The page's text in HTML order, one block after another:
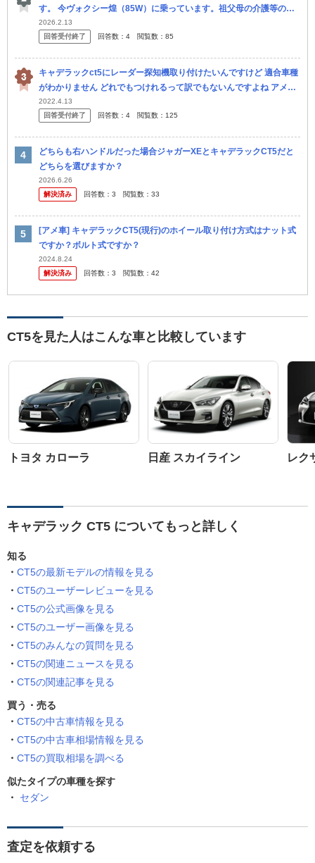
す。 今ヴォクシー煌（85W）に乗っています。祖父母の介護等のた
めに整備士の友人の勧めで乗っていましたが、介護が無くなったのと
20万...
2026.2.13
回答受付終了
回答数： 4 閲覧数： 85
キャデラックct5にレーダー探知機取り付けたいんですけど 適合車種
がわかりません どれでもつけれるって訳でもないんですよね アメ車
に大丈夫でおすすめなレーダー教えて欲しいです
2022.4.13
回答受付終了
回答数： 4 閲覧数： 125
どちらも右ハンドルだった場合ジャガーXEとキャデラックCT5だと
どちらを選びますか？
2026.6.26
解決済み
回答数： 3 閲覧数： 33
[アメ車] キャデラックCT5(現行)のホイール取り付け方式はナット式
ですか？ボルト式ですか？
2024.8.24
解決済み
回答数： 3 閲覧数： 42
CT5を見た人はこんな車と比較しています
トヨタ カローラ 日産 スカイライン レク
キャデラック CT5 についてもっと詳しく
知る
CT5の最新モデルの情報を見る
CT5のユーザーレビューを見る
CT5の公式画像を見る
CT5のユーザー画像を見る
CT5のみんなの質問を見る
CT5の関連ニュースを見る
CT5の関連記事を見る
買う・売る
CT5の中古車情報を見る
CT5の中古車相場情報を見る
CT5の買取相場を調べる
似たタイプの車種を探す
セダン
査定を依頼する